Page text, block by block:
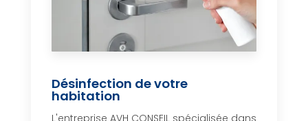
Désinfection de votre
habitation
L'entreprise AVH CONSEIL spécialisée dans